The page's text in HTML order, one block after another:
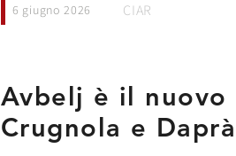
6 giugno 2026 CIAR
Avbelj è il nuovo
Crugnola e